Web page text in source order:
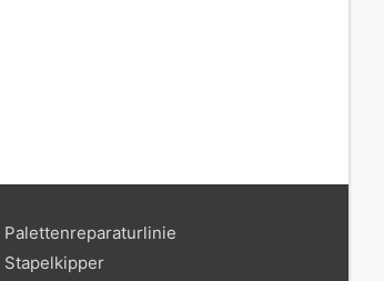
Palettenreparaturlinie
Stapelkipper